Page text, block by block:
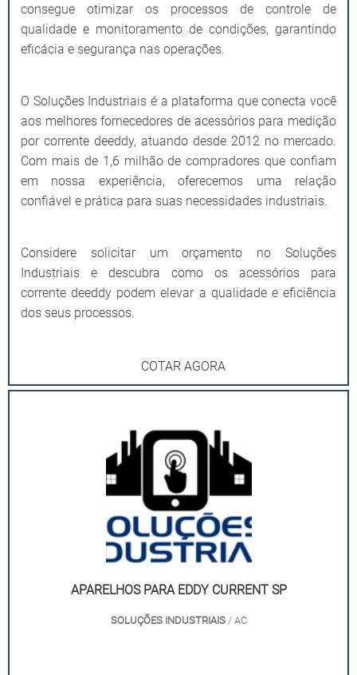
consegue otimizar os processos de controle de
qualidade e monitoramento de condições, garantindo
eficácia e segurança nas operações.
O Soluções Industriais é a plataforma que conecta você
aos melhores fornecedores de acessórios para medição
por corrente deeddy, atuando desde 2012 no mercado.
Com mais de 1,6 milhão de compradores que confiam
em nossa experiência, oferecemos uma relação
confiável e prática para suas necessidades industriais.
Considere solicitar um orçamento no Soluções
Industriais e descubra como os acessórios para
corrente deeddy podem elevar a qualidade e eficiência
dos seus processos.
COTAR AGORA
APARELHOS PARA EDDY CURRENT SP
SOLUÇÕES INDUSTRIAIS/ AC